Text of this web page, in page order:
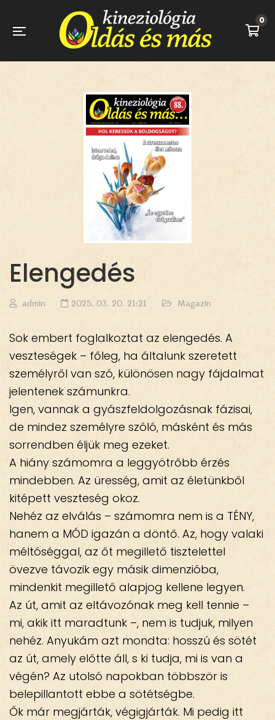
0
Elengedés
admin 2025. 03. 20. 21:21 Magazin
Sok embert foglalkoztat az elengedés. A
veszteségek – főleg, ha általunk szeretett
személyről van szó, különösen nagy fájdalmat
jelentenek számunkra.
Igen, vannak a gyászfeldolgozásnak fázisai,
de mindez személyre szóló, másként és más
sorrendben éljük meg ezeket.
A hiány számomra a leggyötrőbb érzés
mindebben. Az üresség, amit az életünkből
kitépett veszteség okoz.
Nehéz az elválás – számomra nem is a TÉNY,
hanem a MÓD igazán a döntő. Az, hogy valaki
méltóséggal, az őt megillető tisztelettel
övezve távozik egy másik dimenzióba,
mindenkit megillető alapjog kellene legyen.
Az út, amit az eltávozónak meg kell tennie –
mi, akik itt maradtunk –, nem is tudjuk, milyen
nehéz. Anyukám azt mondta: hosszú és sötét
az út, amely előtte áll, s ki tudja, mi is van a
végén? Az utolsó napokban többször is
belepillantott ebbe a sötétségbe.
Ők már megjárták, végigjárták. Mi pedig itt